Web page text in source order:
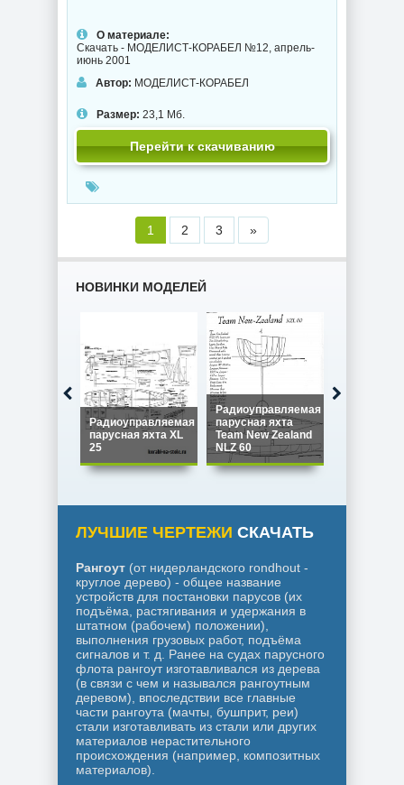
О материале:
Скачать - МОДЕЛИСТ-КОРАБЕЛ №12, апрель-
июнь 2001
Автор: МОДЕЛИСТ-КОРАБЕЛ
Размер: 23,1 Мб.
Перейти к скачиванию
1 2 3 »
НОВИНКИ МОДЕЛЕЙ
Радиоуправляемая
парусная яхта XL
25
Радиоуправляемая
парусная яхта
Team New Zealand
NLZ 60
ЛУЧШИЕ ЧЕРТЕЖИ СКАЧАТЬ
Рангоут (от нидерландского rondhout -
круглое дерево) - общее название
устройств для постановки парусов (их
подъёма, растягивания и удержания в
штатном (рабочем) положении),
выполнения грузовых работ, подъёма
сигналов и т. д. Ранее на судах парусного
флота рангоут изготавливался из дерева
(в связи с чем и назывался рангоутным
деревом), впоследствии все главные
части рангоута (мачты, бушприт, реи)
стали изготавливать из стали или других
материалов нерастительного
происхождения (например, композитных
материалов).